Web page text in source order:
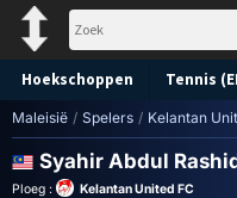
Hoekschoppen Tennis
Voorspelling
Maleisië / Spelers / Kelantan
Syahir Abdul
Ploeg :
Kelantan United FC